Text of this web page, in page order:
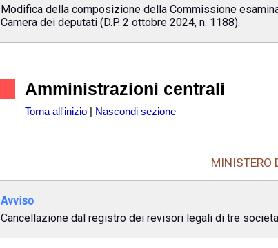
Modifica della composizione della Commissione
Camera dei deputati (D.P. 2 ottobre 2024, n. 1188).
Amministrazioni centrali
Torna all'inizio| Nascondi sezione
MINISTERO
Avviso
Cancellazione dal registro dei revisori legali di tre